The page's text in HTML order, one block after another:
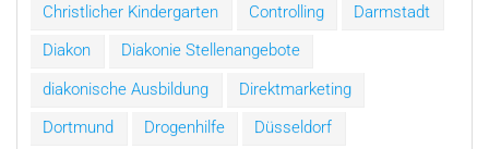
Christlicher Kindergarten
Controlling
Darmstadt
Diakon
Diakonie Stellenangebote
diakonische Ausbildung
Direktmarketing
Dortmund
Drogenhilfe
Düsseldorf